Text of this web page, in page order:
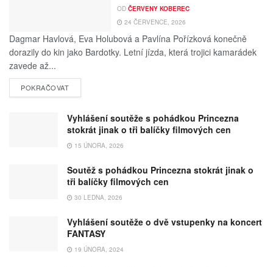
OD ČERVENY KOBEREC
24 ČERVENCE, 2026
Dagmar Havlová, Eva Holubová a Pavlína Pořízková konečně
dorazily do kin jako Bardotky. Letní jízda, která trojici kamarádek
zavede až...
POKRAČOVAT
Vyhlášení soutěže s pohádkou Princezna
stokrát jinak o tři balíčky filmových cen
15 ÚNORA, 2026
Soutěž s pohádkou Princezna stokrát jinak o
tři balíčky filmových cen
30 LEDNA, 2026
Vyhlášení soutěže o dvě vstupenky na koncert
FANTASY
19 ÚNORA, 2024